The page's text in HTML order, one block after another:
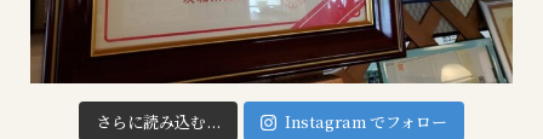
さらに読み込む... Instagram でフォロー